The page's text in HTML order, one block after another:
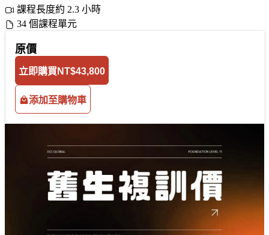
課程長度約 2.3 小時
34 個課程單元
原價
立即購買 NT$43,800
添加至購物車